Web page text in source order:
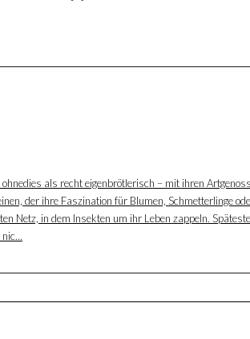
als recht eigenbrötlerisch – mit ihren
der ihre Faszination für Blumen, Schmetterlinge
Netz, in dem Insekten um ihr Leben zappeln.